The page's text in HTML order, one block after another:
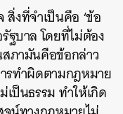
สิ่งที่จำเป็นคือ ‘ข้อ
ฐบาล โดยที่ไม่ต้อง
ภามันคือข้อกล่าว
รทำผิดตามกฎหมาย
ป็นธรรม ทำให้เกิด